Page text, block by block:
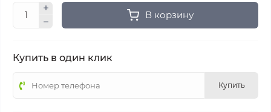
В корзину
Купить в один клик
Купить